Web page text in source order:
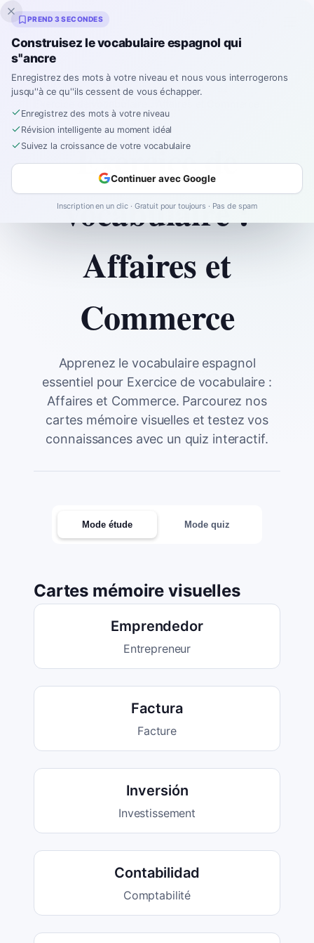
Inklingo
Accueil Spanish Vocabulary
Exercice de
vocabulaire :
Affaires et
Commerce
Apprenez le vocabulaire espagnol
essentiel pour Exercice de vocabulaire :
Affaires et Commerce. Parcourez nos
cartes mémoire visuelles et testez vos
connaissances avec un quiz interactif.
Mode étude Mode quiz
Cartes mémoire visuelles
Emprendedor
Entrepreneur
Factura
Facture
Inversión
Investissement
Contabilidad
Comptabilité
PREND 3 SECONDES
Construisez le vocabulaire espagnol qui
s''ancre
Enregistrez des mots à votre niveau et nous vous interrogerons
jusqu''à ce qu''ils cessent de vous échapper.
Enregistrez des mots à votre niveau
Révision intelligente au moment idéal
Suivez la croissance de votre vocabulaire
Continuer avec Google
Inscription en un clic · Gratuit pour toujours · Pas de spam